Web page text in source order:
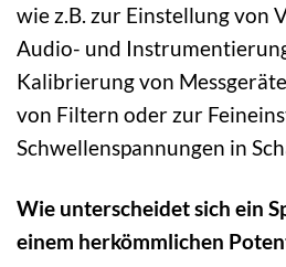
wie z.B. zur Einstellung von
Audio- und
Kalibrierung von
von Filtern oder zur
Schwellenspannungen in
Wie unterscheidet sich ein
einem herkömmlichen